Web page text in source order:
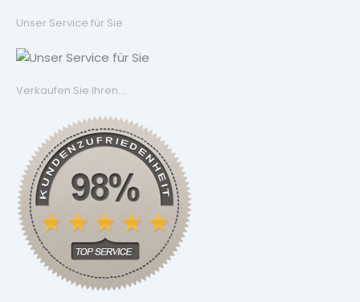
Unser Service für Sie
Verkaufen Sie Ihren...